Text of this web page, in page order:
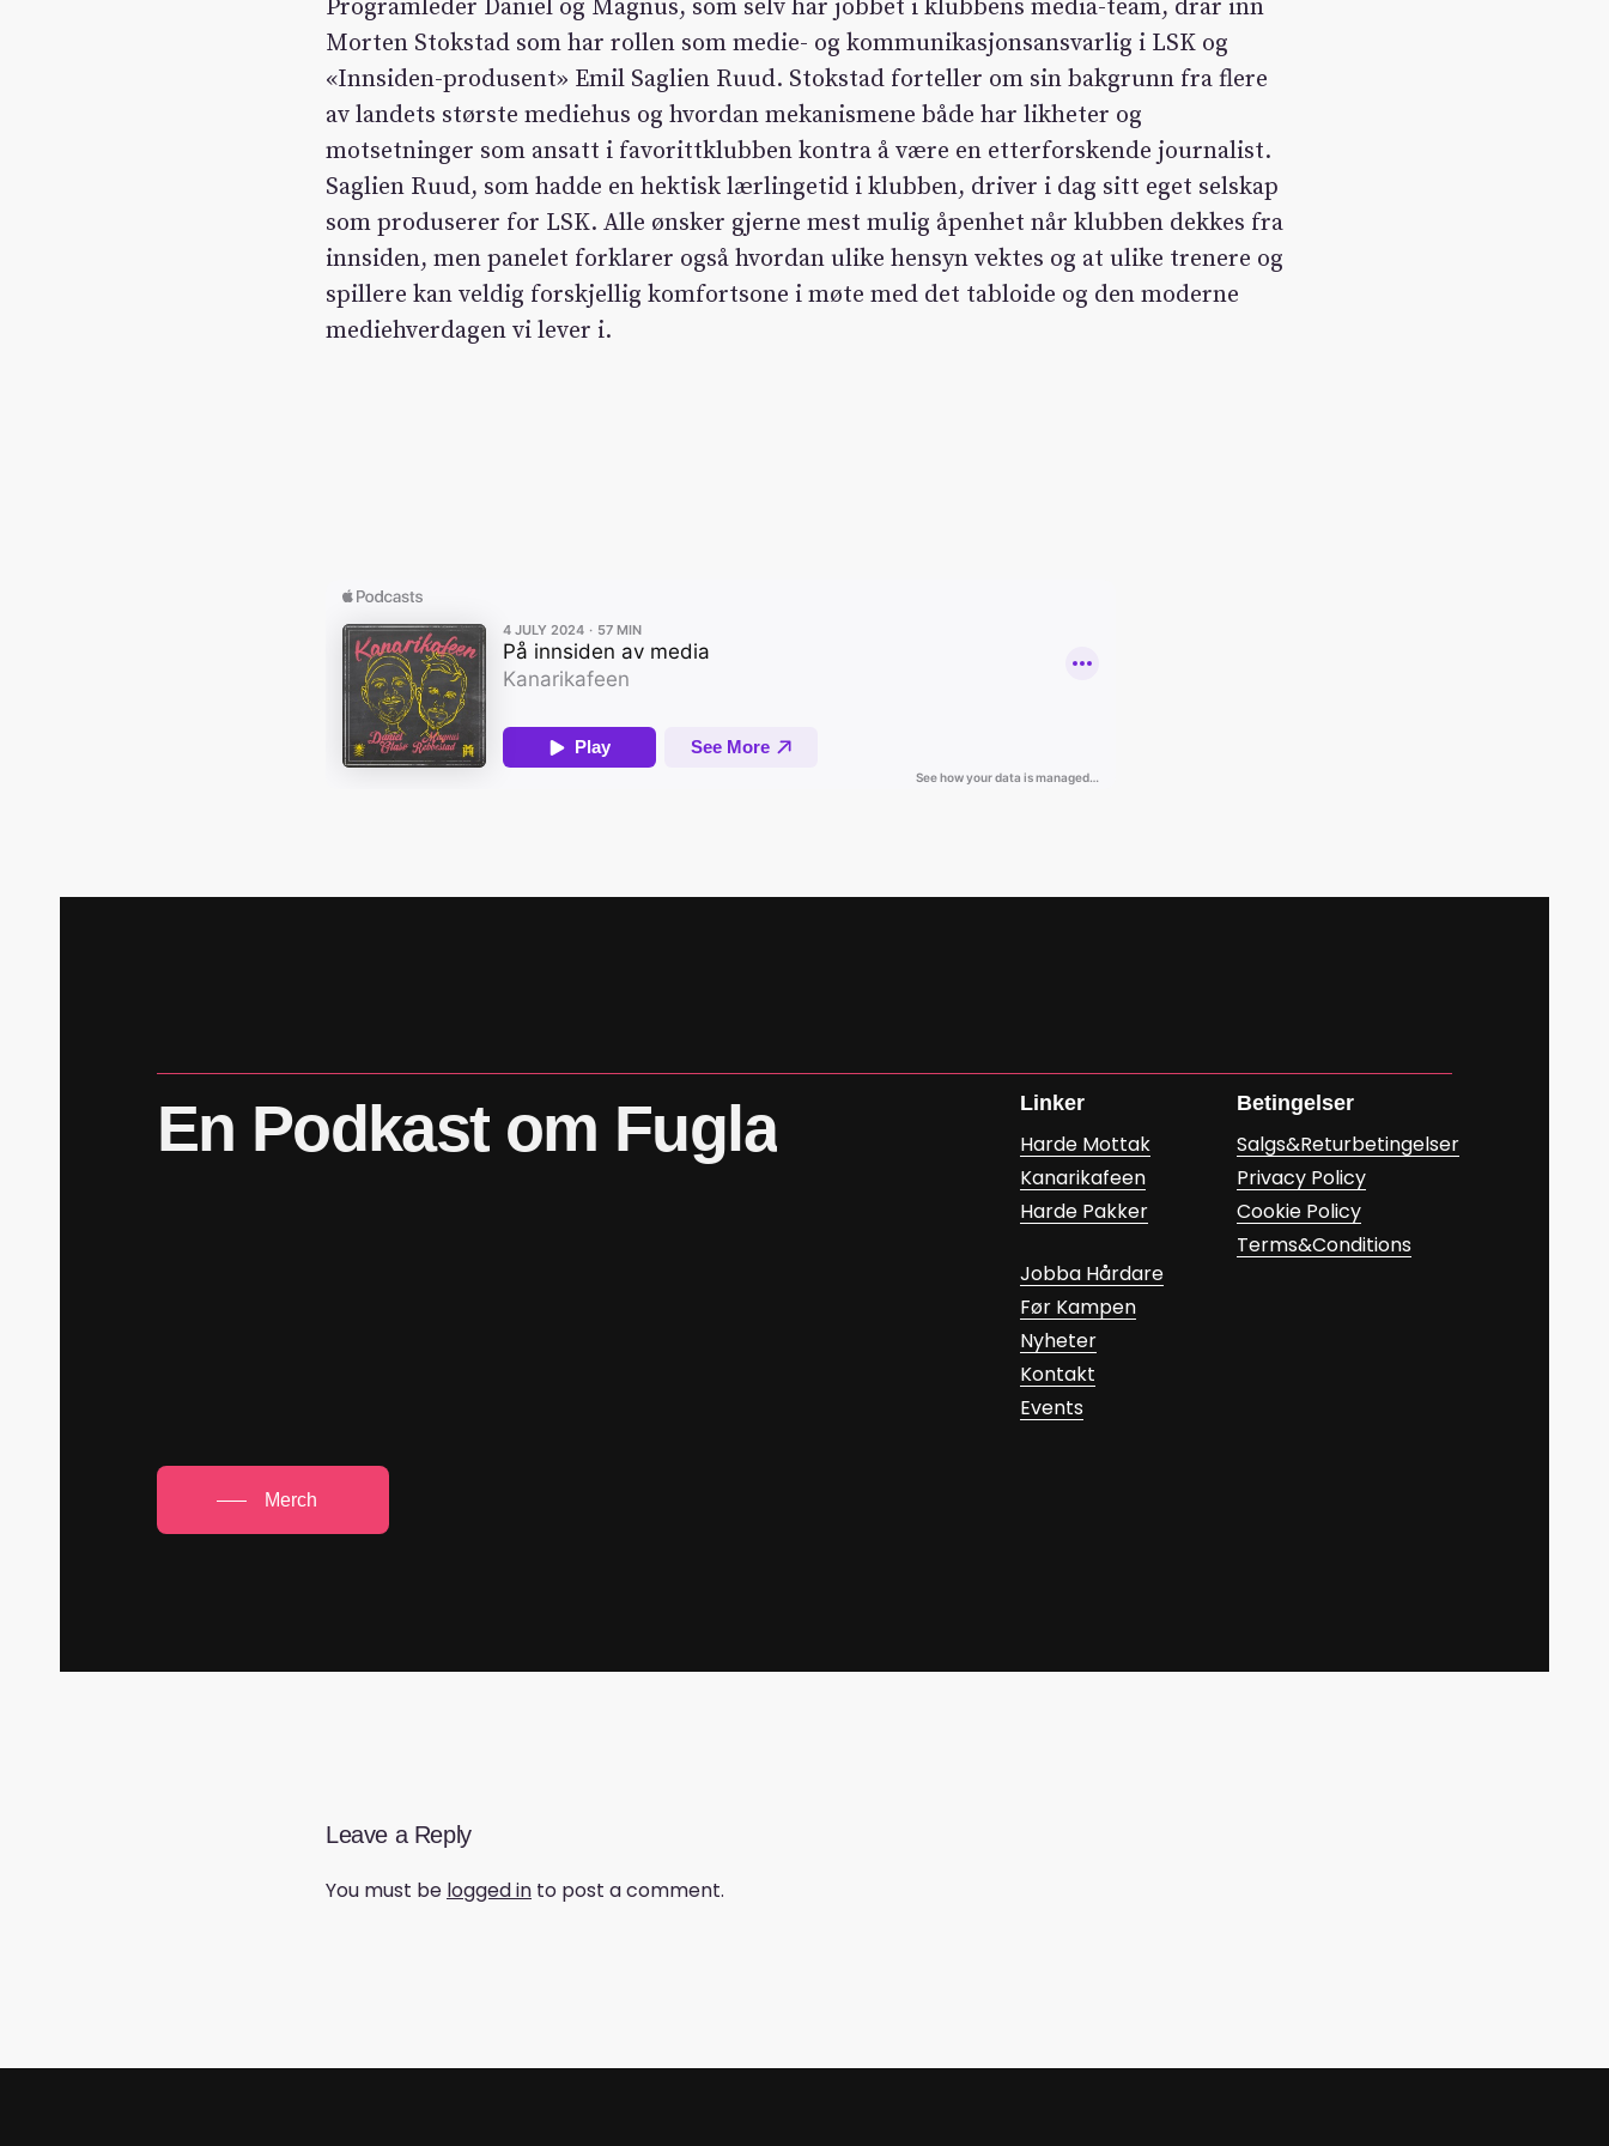
Programleder Daniel og Magnus, som selv har jobbet i klubbens media-team, drar inn
Morten Stokstad som har rollen som medie- og kommunikasjonsansvarlig i LSK og
«Innsiden-produsent» Emil Saglien Ruud. Stokstad forteller om sin bakgrunn fra flere
av landets største mediehus og hvordan mekanismene både har likheter og
motsetninger som ansatt i favorittklubben kontra å være en etterforskende journalist.
Saglien Ruud, som hadde en hektisk lærlingetid i klubben, driver i dag sitt eget selskap
som produserer for LSK. Alle ønsker gjerne mest mulig åpenhet når klubben dekkes fra
innsiden, men panelet forklarer også hvordan ulike hensyn vektes og at ulike trenere og
spillere kan veldig forskjellig komfortsone i møte med det tabloide og den moderne
mediehverdagen vi lever i.
En Podkast om Fugla Linker
Harde Mottak
Kanarikafeen
Harde Pakker
Jobba Hårdare
Før Kampen
Nyheter
Kontakt
Events
Betingelser
Salgs&Returbetingelser
Privacy Policy
Cookie Policy
Terms&Conditions
Merch
Leave a Reply
You must be logged in to post a comment.